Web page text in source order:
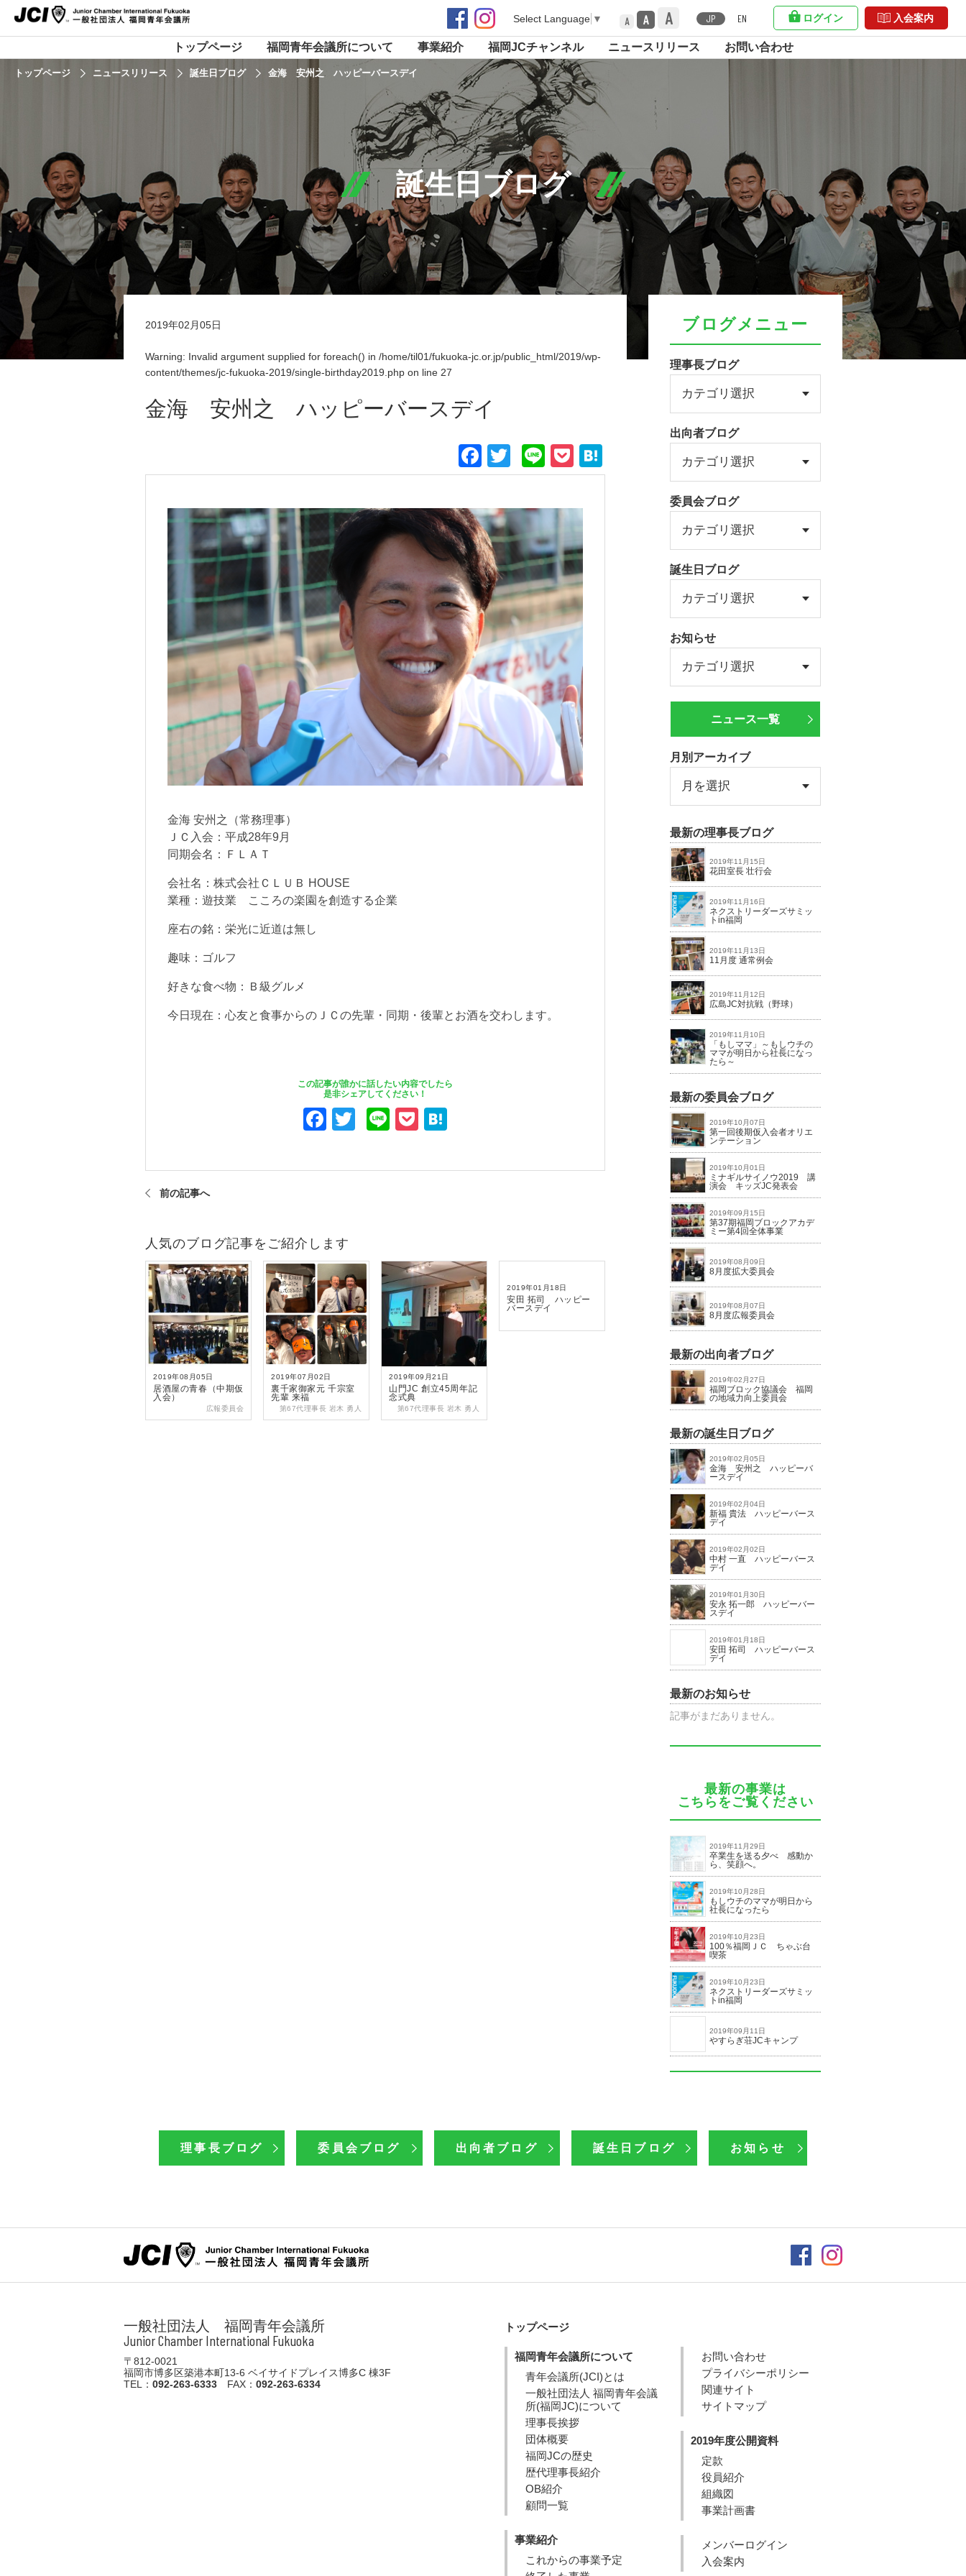
Select Language ▼ A A A JP EN ログイン 入会案内
トップページ 福岡青年会議所について 事業紹介 福岡JCチャンネル ニュースリリース お問い合わせ
トップページ ニュースリリース 誕生日ブログ 金海 安州之 ハッピーバースデイ
誕生日ブログ
2019年02月05日
Warning: Invalid argument supplied for foreach() in /home/til01/fukuoka-jc.or.jp/public_html/2019/wp-
content/themes/jc-fukuoka-2019/single-birthday2019.php on line 27
金海 安州之 ハッピーバースデイ
Facebook
TwitterLinePocket
金海 安州之（常務理事）
ＪＣ入会：平成28年9月
同期会名：ＦＬＡＴ
会社名：株式会社ＣＬＵＢ HOUSE
業種：遊技業 こころの楽園を創造する企業
座右の銘：栄光に近道は無し
趣味：ゴルフ
好きな食べ物：Ｂ級グルメ
今日現在：心友と食事からのＪＣの先輩・同期・後輩とお酒を交わします。
この記事が誰かに話したい内容でしたら
是非シェアしてください！
F
c
o
o
k
T
tt
Li
e
P
ck e
前の記事へ
人気のブログ記事をご紹介します
2019年08月05日
居酒屋の青春（中期仮
入会）
広報委員会
2019年07月02日
裏千家御家元 千宗室
先輩 来福
第67代理事長 岩木 勇人
2019年09月21日
山門JC 創立45周年記
念式典
第67代理事長 岩木 勇人
2019年01月18日
安田 拓司 ハッピー
バースデイ
ブログメニュー
理事長ブログ
出向者ブログ
委員会ブログ
誕生日ブログ
お知らせ
ニュース一覧
月別アーカイブ
最新の理事長ブログ
2019年11月15日
花田室長 壮行会
2019年11月16日
ネクストリーダーズサミッ
トin福岡
2019年11月13日
11月度 通常例会
2019年11月12日
広島JC対抗戦（野球）
2019年11月10日
「もしママ」～もしウチの
ママが明日から社長になっ
たら～
最新の委員会ブログ
2019年10月07日
第一回後期仮入会者オリエ
ンテーション
2019年10月01日
ミナギルサイノウ2019 講
演会 キッズJC発表会
2019年09月15日
第37期福岡ブロックアカデ
ミー第4回全体事業
2019年08月09日
8月度拡大委員会
2019年08月07日
8月度広報委員会
最新の出向者ブログ
2019年02月27日
福岡ブロック協議会 福岡
の地域力向上委員会
最新の誕生日ブログ
2019年02月05日
金海 安州之 ハッピーバ
ースデイ
2019年02月04日
新福 貴法 ハッピーバース
デイ
2019年02月02日
中村 一直 ハッピーバース
デイ
2019年01月30日
安永 拓一郎 ハッピーバー
スデイ
2019年01月18日
安田 拓司 ハッピーバース
デイ
最新のお知らせ
記事がまだありません。
最新の事業は
こちらをご覧ください
2019年11月29日
卒業生を送る夕べ 感動か
ら、笑顔へ。
2019年10月28日
もしウチのママが明日から
社長になったら
2019年10月23日
100％福岡ＪＣ ちゃぶ台
喫茶
2019年10月23日
ネクストリーダーズサミッ
トin福岡
2019年09月11日
やすらぎ荘JCキャンプ
理事長ブログ 委員会ブログ 出向者ブログ 誕生日ブログ お知らせ
一般社団法人 福岡青年会議所
Junior Chamber International Fukuoka
〒812-0021
福岡市博多区築港本町13-6 ベイサイドプレイス博多C 棟3F
TEL： 092-263-6333 FAX： 092-263-6334
トップページ
福岡青年会議所について
青年会議所(JCI)とは
一般社団法人 福岡青年会議
所(福岡JC)について
理事長挨拶
団体概要
福岡JCの歴史
歴代理事長紹介
OB紹介
顧問一覧
事業紹介
これからの事業予定
お問い合わせ
プライバシーポリシー
関連サイト
サイトマップ
2019年度公開資料
定款
役員紹介
組織図
事業計画書
メンバーログイン
入会案内